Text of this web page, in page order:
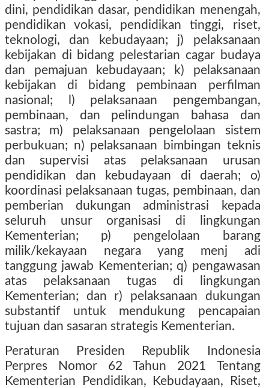
dini, pendidikan dasar, pendidikan menengah,
pendidikan vokasi, pendidikan tinggi, riset,
teknologi, dan kebudayaan; j) pelaksanaan
kebijakan di bidang pelestarian cagar budaya
dan pemajuan kebudayaan; k) pelaksanaan
kebijakan di bidang pembinaan perfilman
nasional; l) pelaksanaan pengembangan,
pembinaan, dan pelindungan bahasa dan
sastra; m) pelaksanaan pengelolaan sistem
perbukuan; n) pelaksanaan bimbingan teknis
dan supervisi atas pelaksanaan urusan
pendidikan dan kebudayaan di daerah; o)
koordinasi pelaksanaan tugas, pembinaan, dan
pemberian dukungan administrasi kepada
seluruh unsur organisasi di lingkungan
Kementerian; p) pengelolaan barang
milik/kekayaan negara yang menj adi
tanggung jawab Kementerian; q) pengawasan
atas pelaksanaan tugas di lingkungan
Kementerian; dan r) pelaksanaan dukungan
substantif untuk mendukung pencapaian
tujuan dan sasaran strategis Kementerian.
Peraturan Presiden Republik Indonesia
Perpres Nomor 62 Tahun 2021 Tentang
Kementerian Pendidikan, Kebudayaan, Riset,